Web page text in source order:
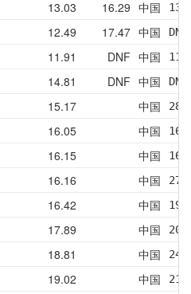
13.03 16.29 中国
12.49 17.47 中国
11.91 DNF 中国
14.81 DNF 中国
15.17 中国
16.05 中国
16.15 中国
16.16 中国
16.42 中国
17.89 中国
18.81 中国
19.02 中国